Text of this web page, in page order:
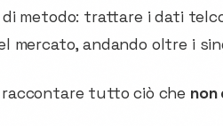
metodo: trattare i dati
mercato, andando oltre i
raccontare tutto ciò che